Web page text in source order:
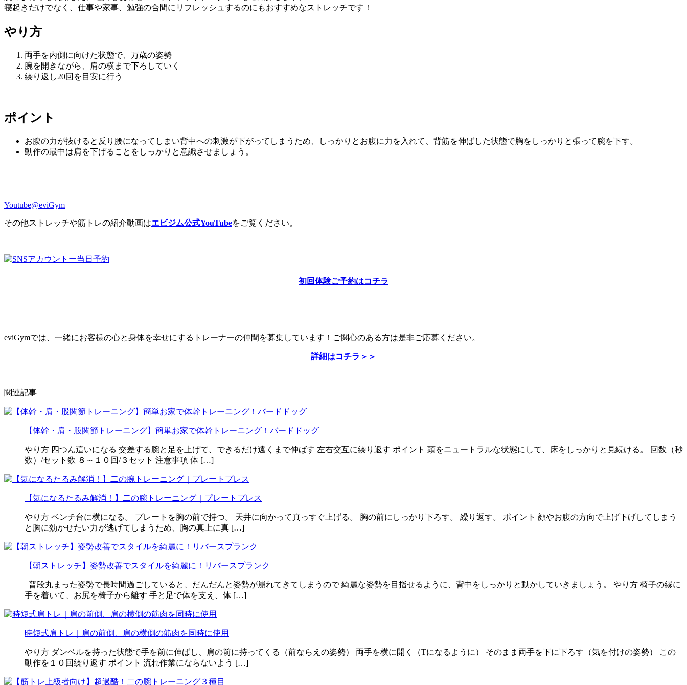
寝起きだけでなく、仕事や家事、勉強の合間にリフレッシュするのにもおすすめなストレッチです！
やり方
両手を内側に向けた状態で、万歳の姿勢
腕を開きながら、肩の横まで下ろしていく
繰り返し20回を目安に行う
ポイント
お腹の力が抜けると反り腰になってしまい背中への刺激が下がってしまうため、しっかりとお腹に力を入れて、背筋を伸ばした状態で胸をしっかりと張って腕を下す。
動作の最中は肩を下げることをしっかりと意識させましょう。
Youtube@eviGym
その他ストレッチや筋トレの紹介動画はエビジム公式YouTubeをご覧ください。
初回体験ご予約はコチラ
eviGymでは、一緒にお客様の心と身体を幸せにするトレーナーの仲間を募集しています！ご関心のある方は是非ご応募ください。
詳細はコチラ＞＞
関連記事
【体幹・肩・股関節トレーニング】簡単お家で体幹トレーニング！バードドッグ
やり方 四つん這いになる 交差する腕と足を上げて、できるだけ遠くまで伸ばす 左右交互に繰り返す ポイント 頭をニュートラルな状態にして、床をしっかりと見続ける。 回数（秒
数）/セット数 ８～１０回/３セット 注意事項 体 […]
【気になるたるみ解消！】二の腕トレーニング｜プレートプレス
やり方 ベンチ台に横になる。 プレートを胸の前で持つ。 天井に向かって真っすぐ上げる。 胸の前にしっかり下ろす。 繰り返す。 ポイント 顔やお腹の方向で上げ下げしてしまう
と胸に効かせたい力が逃げてしまうため、胸の真上に真 […]
【朝ストレッチ】姿勢改善でスタイルを綺麗に！リバースプランク
普段丸まった姿勢で長時間過ごしていると、だんだんと姿勢が崩れてきてしまうので 綺麗な姿勢を目指せるように、背中をしっかりと動かしていきましょう。 やり方 椅子の縁に
手を着いて、お尻を椅子から離す 手と足で体を支え、体 […]
時短式肩トレ｜肩の前側、肩の横側の筋肉を同時に使用
やり方 ダンベルを持った状態で手を前に伸ばし、肩の前に持ってくる（前ならえの姿勢） 両手を横に開く（Tになるように） そのまま両手を下に下ろす（気を付けの姿勢） この
動作を１０回繰り返す ポイント 流れ作業にならないよう […]